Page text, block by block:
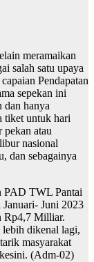
meramaikan
salah satu upaya
Pendapatan
sepekan ini
dan hanya
tiket untuk hari
pekan atau
nasional
dan sebagainya
PAD TWL Pantai
Juni 2023
Rp4,7 Milliar.
dikenal lagi,
masyarakat
(Adm-02)